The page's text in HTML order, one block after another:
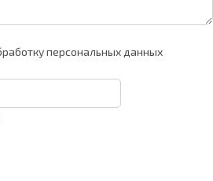
персональных данных